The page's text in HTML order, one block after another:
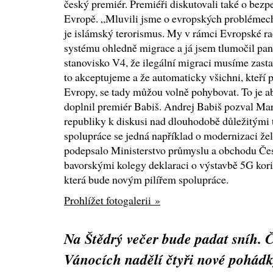
český premiér. Premiéři diskutovali také o
Evropě. „Mluvili jsme o evropských
je islámský terorismus. My v rámci Evropské
systému ohledně migrace a já jsem tlumočil
stanovisko V4, že ilegální migraci musíme
to akceptujeme a že automaticky všichni, kteří
Evropy, se tady můžou volně pohybovat. To je
doplnil premiér Babiš. Andrej Babiš pozval
republiky k diskusi nad dlouhodobě důležitými
spolupráce se jedná například o modernizaci
podepsalo Ministerstvo průmyslu a obchodu
bavorskými kolegy deklaraci o výstavbě 5G
která bude novým pilířem spolupráce.
Prohlížet fotogalerii »
Na Štědrý večer bude padat sníh.
Vánocích nadělí čtyři nové